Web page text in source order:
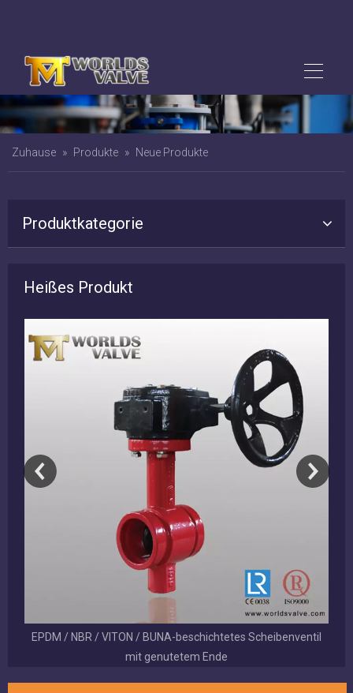
Zuhause » Produkte » Neue Produkte
Produktkategorie
Heißes Produkt
EPDM / NBR / VITON / BUNA-beschichtetes Scheibenventil
mit genutetem Ende